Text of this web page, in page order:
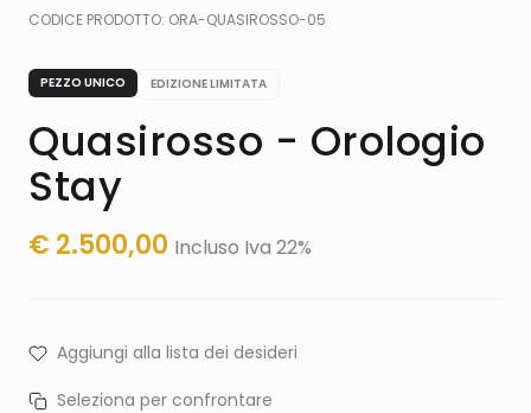
CODICE PRODOTTO: ORA-QUASIROSSO-05
PEZZO UNICO EDIZIONE LIMITATA
Quasirosso - Orologio
Stay
€ 2.500,00 Incluso Iva 22%
Aggiungi alla lista dei desideri
Seleziona per confrontare